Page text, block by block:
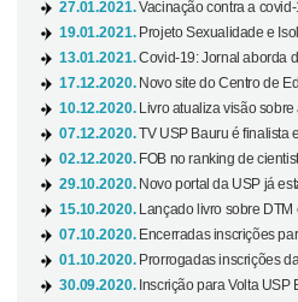
27.01.2021.Vacinação contra a
19.01.2021. Projeto Sexualidade e
13.01.2021.Covid-19: Jornal aborda
17.12.2020. Novo site do Centro de
10.12.2020.
Livro atualiza visão
07.12.2020.TV USP Bauru é finalista
02.12.2020. FOB no ranking de
29.10.2020. Novo portal da USP já
15.10.2020.
Lançado livro sobre
07.10.2020. Encerradas inscrições
01.10.2020. Prorrogadas inscrições
30.09.2020. Inscrição para Volta USP